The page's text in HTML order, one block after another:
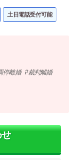
土日電話受付可能
停離婚 裁判離婚